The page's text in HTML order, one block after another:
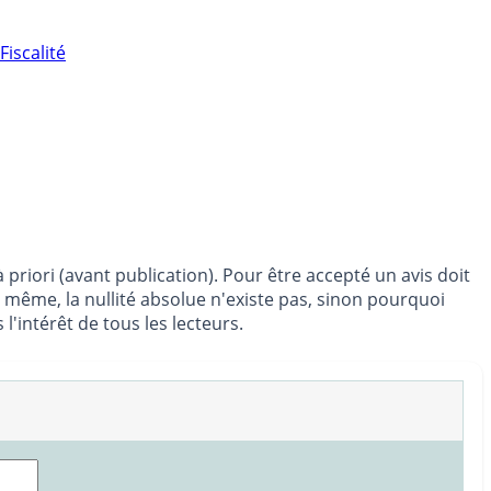
priori (avant publication). Pour être accepté un avis doit
la nullité absolue n'existe pas, sinon pourquoi
l'intérêt de tous les lecteurs.